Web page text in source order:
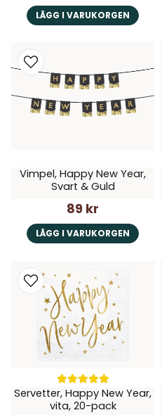
LÄGG I VARUKORGEN
Vimpel, Happy New Year,
Svart & Guld
89 kr
LÄGG I VARUKORGEN
Servetter, Happy New Year,
vita, 20-pack